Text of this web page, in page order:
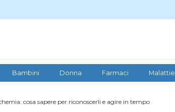
Bambini Donna Farmaci Malattie
cosa sapere per riconoscerli e agire in tempo